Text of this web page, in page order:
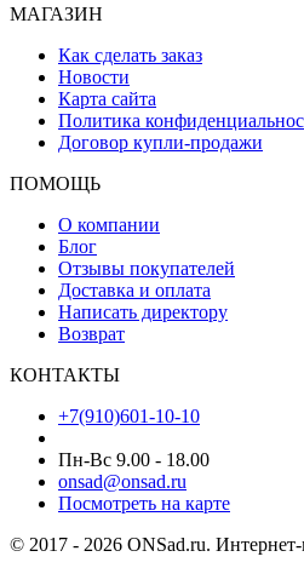
МАГАЗИН
Как сделать заказ
Новости
Карта сайта
Политика
Договор купли-продажи
ПОМОЩЬ
О компании
Блог
Отзывы покупателей
Доставка и оплата
Написать директору
Возврат
КОНТАКТЫ
+7(910)601-10-10
Пн-Вс 9.00 - 18.00
onsad@onsad.ru
Посмотреть на карте
© 2017 - 2026 ONSad.ru.